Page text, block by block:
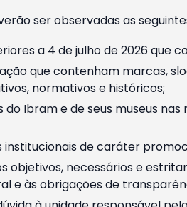
ser observadas as
a 4 de julho de 2026 que
que contenham marcas,
normativos e históricos;
Ibram e de seus museus
institucionais de caráter
objetivos, necessários e
e às obrigações de